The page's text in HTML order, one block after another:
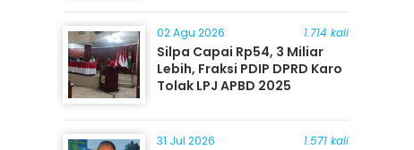
02 Agu 2026 1.714 kali
Silpa Capai Rp54, 3 Miliar
Lebih, Fraksi PDIP DPRD Karo
Tolak LPJ APBD 2025
31 Jul 2026 1.571 kali